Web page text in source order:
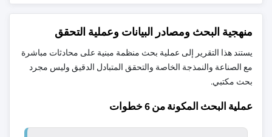
منهجية البحث ومصادر البيانات وعملية التحقق
يستند هذا التقرير إلى عملية بحث منظمة مبنية على محادثات مباشرة
مع الصناعة والنمذجة الخاصة والتحقق المتبادل الدقيق وليس مجرد
بحث مكتبي.
عملية البحث المكونة من 6 خطوات